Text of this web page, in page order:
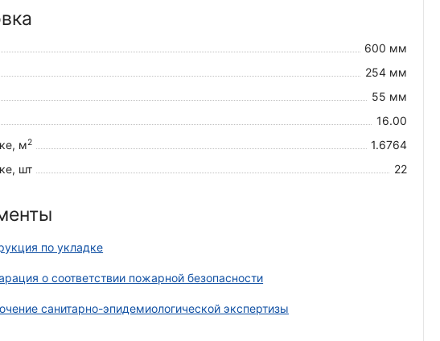
600 мм
254 мм
55 мм
16.00
м2
1.6764
шт
22
по укладке
о соответствии пожарной безопасности
санитарно-эпидемиологической экспертизы